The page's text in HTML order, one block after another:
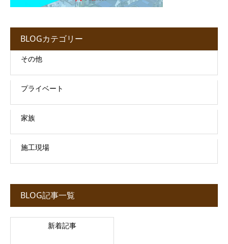
BLOGカテゴリー
その他
プライベート
家族
施工現場
BLOG記事一覧
新着記事